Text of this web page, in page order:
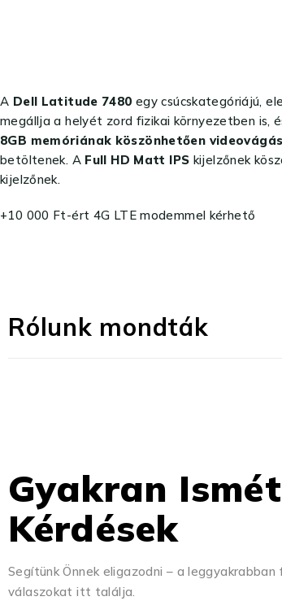
A Dell Latitude 7480 egy csúcskategóriájú,
megállja a helyét zord fizikai környezetben is,
8GB memóriának köszönhetően
betöltenek. A Full HD Matt IPS kijelzőnek
kijelzőnek.
+10 000 Ft-ért 4G LTE modemmel kérhető
Rólunk mondták
Gyakran
Kérdések
Segítünk Önnek eligazodni – a
válaszokat itt találja.